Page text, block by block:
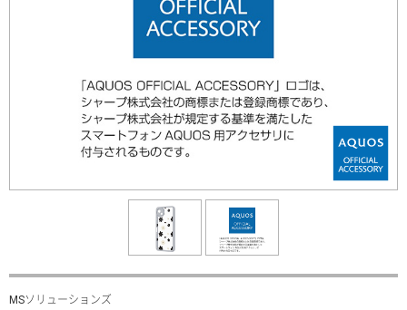
MSソリューションズ